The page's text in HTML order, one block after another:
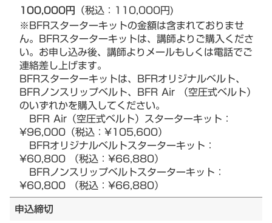
100,000円 （税込：110,000円)
※BFRスターターキットの金額は含まれておりませ
ん。BFRスターターキットは、講師よりご購入くださ
い。お申し込み後、講師よりメールもしくは電話でご
連絡差し上げます。
BFRスターターキットは、BFRオリジナルベルト、
BFRノンスリップベルト、BFR Air （空圧式ベルト）
のいずれかを購入してください。
BFR Air（空圧式ベルト）スターターキット：
¥96,000（税込：¥105,600）
BFRオリジナルベルトスターターキット：
¥60,800 （税込：¥66,880）
BFRノンスリップベルトスターターキット：
¥60,800 （税込：¥66,880）
申込締切